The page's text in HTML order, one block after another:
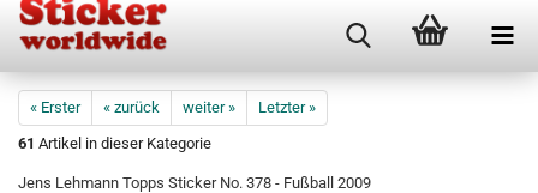
« Erster « zurück weiter »
Letzter »
61 Artikel in dieser Kategorie
Jens Lehmann Topps Sticker No. 378 - Fußball 2009